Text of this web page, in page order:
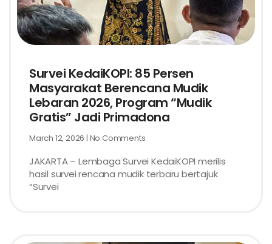
Survei KedaiKOPI: 85 Persen
Masyarakat Berencana Mudik
Lebaran 2026, Program “Mudik
Gratis” Jadi Primadona
March 12, 2026 No Comments
JAKARTA – Lembaga Survei KedaiKOPI merilis
hasil survei rencana mudik terbaru bertajuk
“Survei